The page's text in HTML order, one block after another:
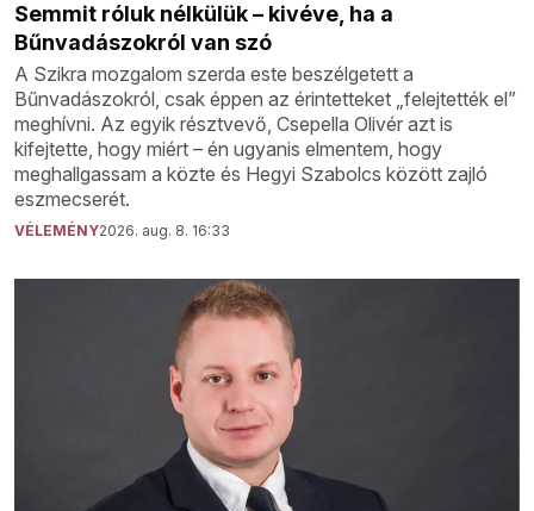
Semmit róluk nélkülük – kivéve, ha a
Bűnvadászokról van szó
A Szikra mozgalom szerda este beszélgetett a
Bűnvadászokról, csak éppen az érintetteket „felejtették el”
meghívni. Az egyik résztvevő, Csepella Olivér azt is
kifejtette, hogy miért – én ugyanis elmentem, hogy
meghallgassam a közte és Hegyi Szabolcs között zajló
eszmecserét.
VÉLEMÉNY2026. aug. 8. 16:33